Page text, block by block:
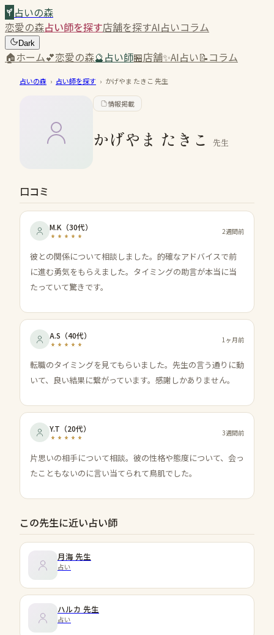
占いの森
恋愛の森占い師を探す店舗を探すAI占いコラム
Dark
🏠ホーム💕恋愛の森🔮占い師🏪店舗✨AI占い📝コラム
占いの森 › 占い師を探す › かげやま たきこ 先生
情報掲載
かげやま たきこ 先生
口コミ
M.K （30代） 2週間前
彼との関係について相談しました。的確なアドバイスで前
に進む勇気をもらえました。タイミングの助言が本当に当
たっていて驚きです。
A.S （40代） 1ヶ月前
転職のタイミングを見てもらいました。先生の言う通りに動
いて、良い結果に繋がっています。感謝しかありません。
Y.T （20代） 3週間前
片思いの相手について相談。彼の性格や態度について、会っ
たこともないのに言い当てられて鳥肌でした。
この先生に近い占い師
月海 先生
占い
ハルカ 先生
占い